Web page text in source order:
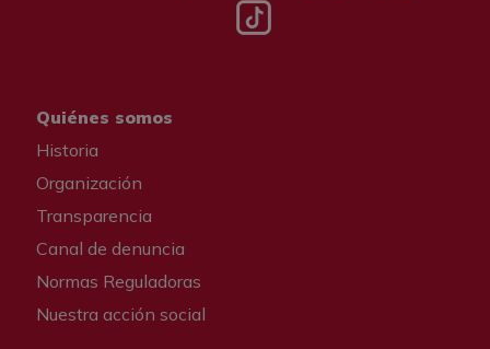
Tik tok
Quiénes somos
Historia
Organización
Transparencia
Canal de denuncia
Normas Reguladoras
Nuestra acción social